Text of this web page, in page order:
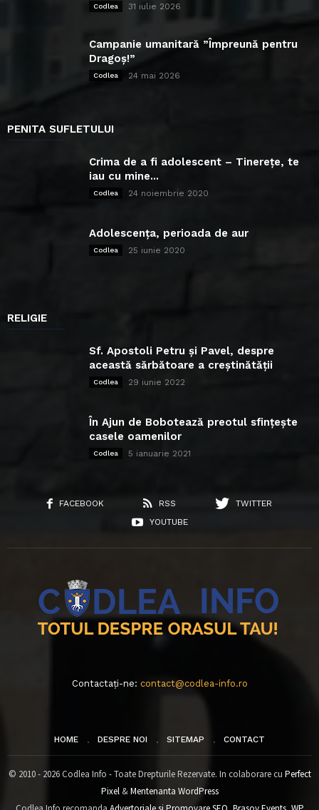
Codlea 31 iulie 2026
Campanie umanitară ”Împreună pentru
Dragoș!”
Codlea 24 mai 2026
PENITA SUFLETULUI
Crima de a fi adolescent – Tinerețe, te
iau cu mine...
Codlea 24 noiembrie 2020
Adolescența, perioada de aur
Codlea 25 iunie 2020
RELIGIE
Sf. Apostoli Petru și Pavel, despre
această sărbătoare a creștinătății
Codlea 29 iunie 2022
În Ajun de Bobotează preotul sfințește
casele oamenilor
Codlea 5 ianuarie 2021
FACEBOOK RSS
TWITTER
YOUTUBE
Contactați-ne: contact@codlea-info.ro
HOME DESPRE NOI SITEMAP CONTACT
© 2010 - 2026 Codlea Info - Toate Drepturile Rezervate. In colaborare cu Perfect
Pixel&Mentenanta WordPress